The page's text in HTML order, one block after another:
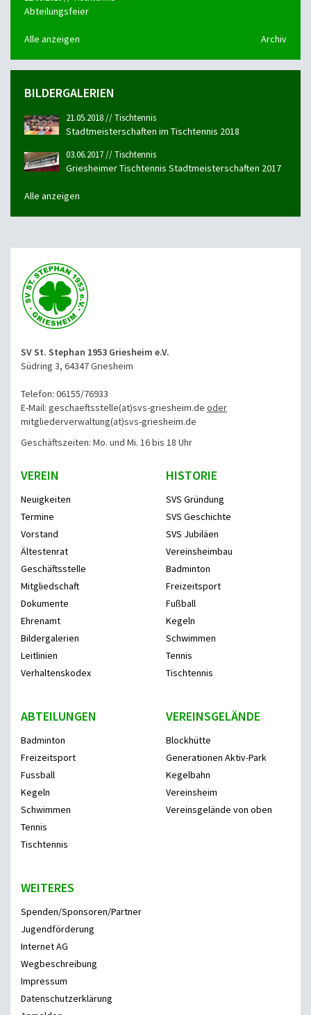
Abteilungsfeier
Alle anzeigen Archiv
BILDERGALERIEN
21.05.2018 // Tischtennis
Stadtmeisterschaften im Tischtennis 2018
03.06.2017 // Tischtennis
Griesheimer Tischtennis Stadtmeisterschaften 2017
Alle anzeigen
SV St. Stephan 1953 Griesheim e.V.
Südring 3, 64347 Griesheim
Telefon: 06155/76933
E-Mail: geschaeftsstelle(at)svs-griesheim.de oder
mitgliederverwaltung(at)svs-griesheim.de
Geschäftszeiten: Mo. und Mi. 16 bis 18 Uhr
VEREIN
Neuigkeiten
Termine
Vorstand
Ältestenrat
Geschäftsstelle
Mitgliedschaft
Dokumente
Ehrenamt
Bildergalerien
Leitlinien
Verhaltenskodex
HISTORIE
SVS Gründung
SVS Geschichte
SVS Jubiläen
Vereinsheimbau
Badminton
Freizeitsport
Fußball
Kegeln
Schwimmen
Tennis
Tischtennis
ABTEILUNGEN
Badminton
Freizeitsport
Fussball
Kegeln
Schwimmen
Tennis
Tischtennis
VEREINSGELÄNDE
Blockhütte
Generationen Aktiv-Park
Kegelbahn
Vereinsheim
Vereinsgelände von oben
WEITERES
Spenden/Sponsoren/Partner
Jugendförderung
Internet AG
Wegbeschreibung
Impressum
Datenschutzerklärung